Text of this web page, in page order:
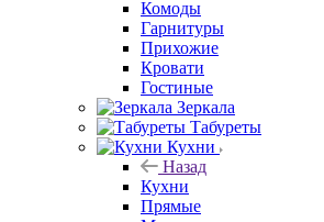
Комоды
Гарнитуры
Прихожие
Кровати
Гостиные
Зеркала
Табуреты
Кухни
Назад
Кухни
Прямые